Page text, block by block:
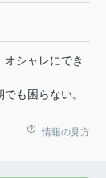
オシャレにでき
も困らない。
情報の見方